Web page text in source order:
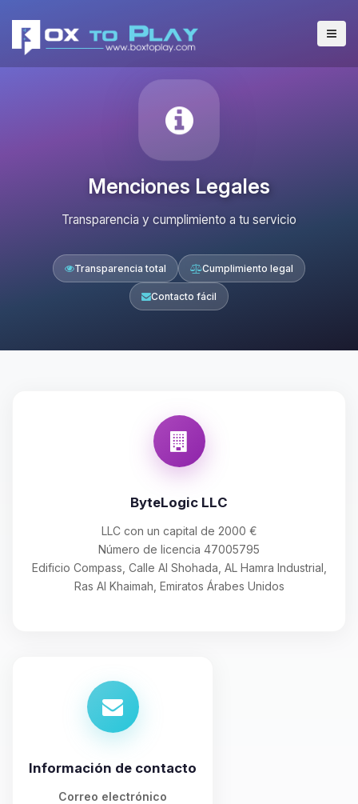
Menciones Legales
Transparencia y cumplimiento a tu servicio
Transparencia total Cumplimiento legal
Contacto fácil
ByteLogic LLC
LLC con un capital de 2000 €
Número de licencia 47005795
Edificio Compass, Calle Al Shohada, AL Hamra Industrial,
Ras Al Khaimah, Emiratos Árabes Unidos
Información de contacto
Correo electrónico
Yupi, por fin alguien con quien
hablar! Soy Choupy, tu pequeno
asistente de BoxToPlay. Cuentame